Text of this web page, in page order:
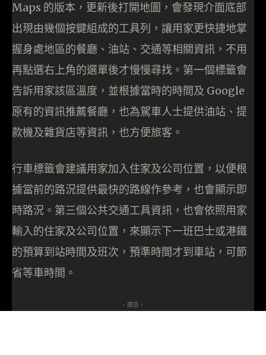
Maps 的版本，更新後打開地圖，會發現介面底部
出現由幾個按鍵組成的工具列，讓用家更快捷地掌
握身處地區的餐廳、油站、交通等相關資訊，不用
再點選右上角的選單後才慢慢尋找。第一個標籤會
告訴用家該區溫度，並根據當時的時間及 Google
原有的資訊推薦餐廳，也為駕車人士提供油站、提
款機及雜貨店等資訊，也方便旅客。
行車標籤會建議用家加入住家及公司位置，以便根
據當前的路況提供最快的路線作參考，也會顯示即
時路況。第三個公共交通工具資訊，也會依照用家
輸入的住家及公司位置，來顯示下一班巴士或港鐵
的預算到站時間及班次，預準時間才到車站，可節
省等車時間。
- 廣告 -